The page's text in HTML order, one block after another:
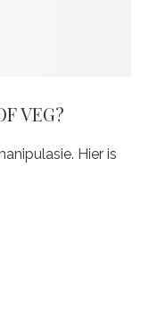
VEG?
Hier is